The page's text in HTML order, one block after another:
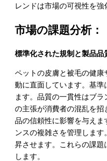
レンドは市場の可視性を強
市場の課題分析：
標準化された規制と製品品
ペットの皮膚と被毛の健
動に直面しています。基
ます。品質の一貫性はブ
の主張が消費者の混乱を
品の信頼性に影響を与え
ンスの複雑さを管理しま
昇させます。これらの課
します。